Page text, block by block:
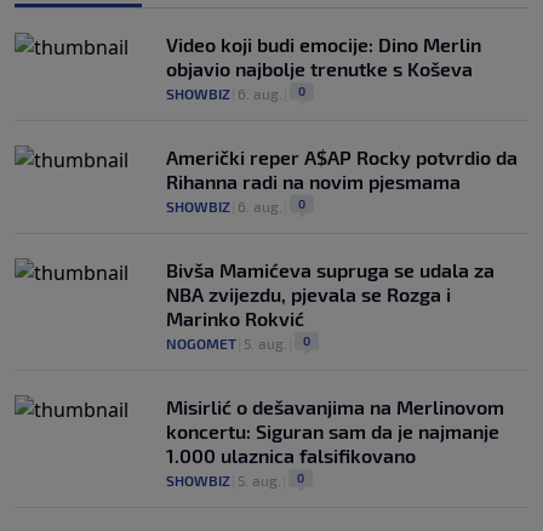
Video koji budi emocije: Dino Merlin
objavio najbolje trenutke s Koševa
SHOWBIZ 6. aug. 0
Američki reper A$AP Rocky potvrdio da
Rihanna radi na novim pjesmama
SHOWBIZ 6. aug. 0
Bivša Mamićeva supruga se udala za
NBA zvijezdu, pjevala se Rozga i
Marinko Rokvić
NOGOMET 5. aug. 0
Misirlić o dešavanjima na Merlinovom
koncertu: Siguran sam da je najmanje
1.000 ulaznica falsifikovano
SHOWBIZ 5. aug. 0